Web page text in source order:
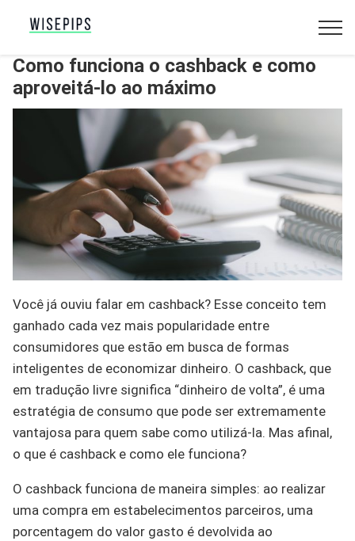
Como funciona o cashback e como
aproveitá-lo ao máximo
Você já ouviu falar em cashback? Esse conceito tem
ganhado cada vez mais popularidade entre
consumidores que estão em busca de formas
inteligentes de economizar dinheiro. O cashback, que
em tradução livre significa “dinheiro de volta”, é uma
estratégia de consumo que pode ser extremamente
vantajosa para quem sabe como utilizá-la. Mas afinal,
o que é cashback e como ele funciona?
O cashback funciona de maneira simples: ao realizar
uma compra em estabelecimentos parceiros, uma
porcentagem do valor gasto é devolvida ao